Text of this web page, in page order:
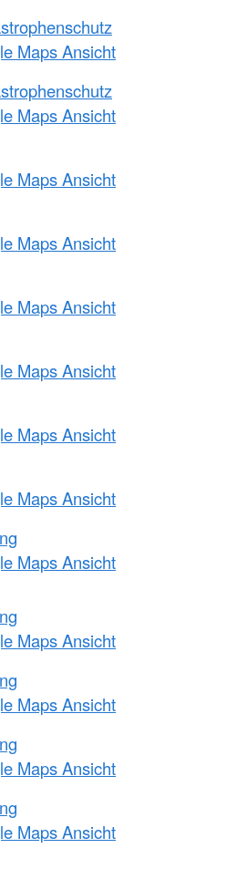
Maps Ansicht
Maps Ansicht
Maps Ansicht
Maps Ansicht
Maps Ansicht
Maps Ansicht
Maps Ansicht
Maps Ansicht
Maps Ansicht
Maps Ansicht
Maps Ansicht
Maps Ansicht
Maps Ansicht